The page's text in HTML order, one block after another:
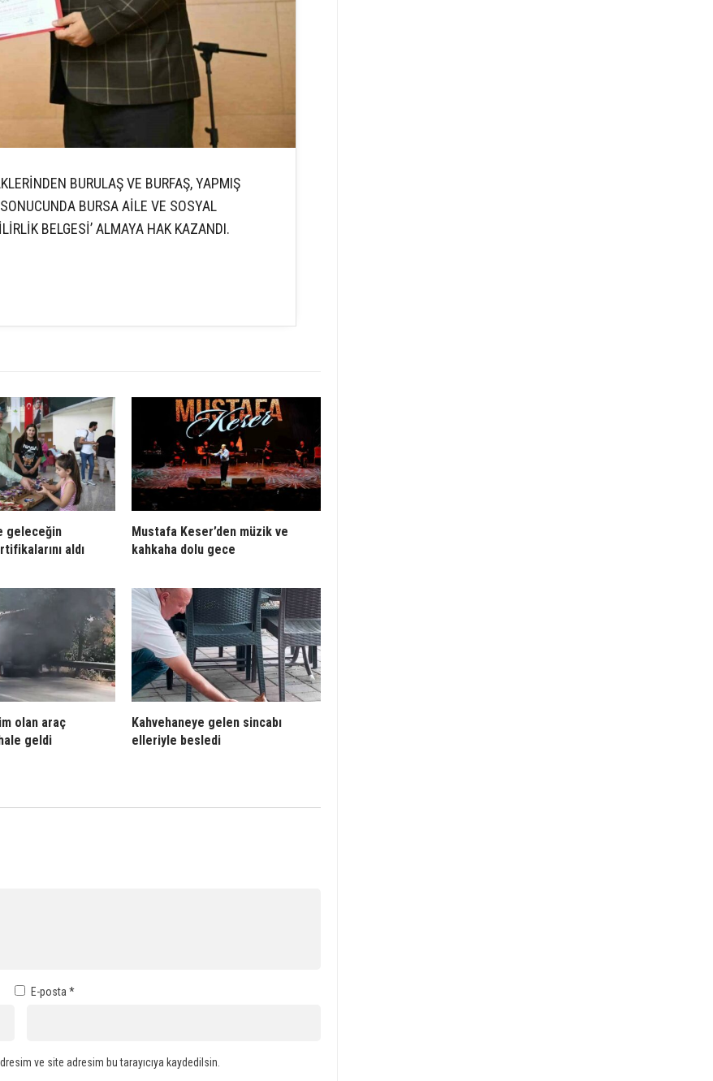
BURULAŞ VE BURFAŞ, YAPMIŞ
BURSA AİLE VE SOSYAL
BELGESİ’ ALMAYA HAK KAZANDI.
geleceğin
aldı
Mustafa Keser’den müzik ve
kahkaha dolu gece
olan araç
geldi
Kahvehaneye gelen sincabı
elleriyle besledi
E-posta *
ve site adresim bu tarayıcıya kaydedilsin.